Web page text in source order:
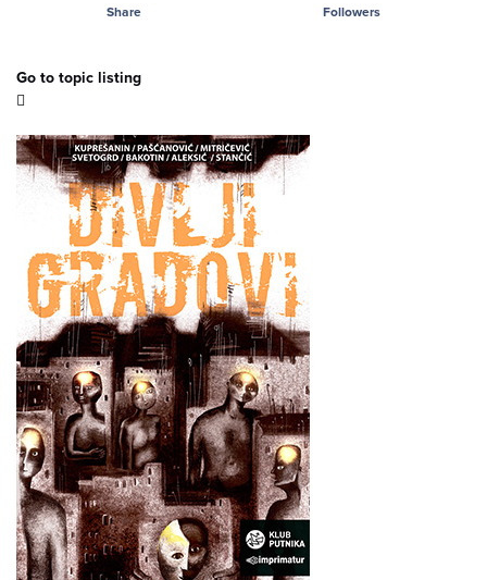
Share Followers
Go to topic listing